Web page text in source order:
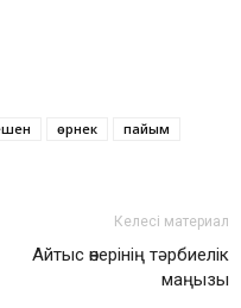
өрнек
пайым
Келесі материал
Айтыс өнерінің тәрбиелік
маңызы